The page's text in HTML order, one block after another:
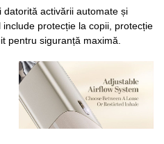
activării automate și
protecție la copii, protecție
pentru siguranță maximă.